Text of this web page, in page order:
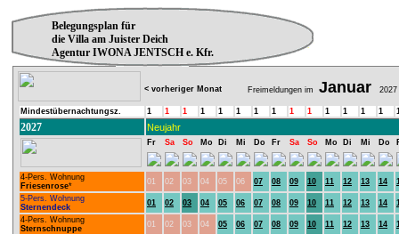
Belegungsplan für
die Villa am Juister Deich
Agentur IWONA JENTSCH e. Kfr.
< vorheriger Monat Freimeldungen im Januar 2027
Mindestübernachtungsz. 1 1 1 1 1 1 1 1 1 1 1 1 1 1
2027 Neujahr
Fr Sa So Mo Di Mi Do Fr Sa So Mo Di Mi Do
4-Pers. Wohnung
Friesenrose* 01 02 03 04 05 06 07 08 09 10 11 12 13 14
5-Pers. Wohnung
Sternendeck
01 02 03 04 05 06 07 08 09 10 11 12 13 14
4-Pers. Wohnung
Sternschnuppe
01 02 03 04 05 06 07 08 09 10 11 12 13 14